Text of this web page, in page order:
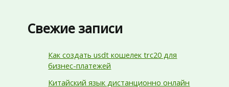
Свежие записи
Как создать usdt кошелек trc20 для
бизнес-платежей
Китайский язык дистанционно онлайн